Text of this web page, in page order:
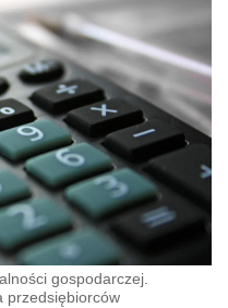
gospodarczej.
przedsiębiorców